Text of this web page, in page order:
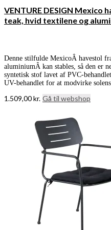
VENTURE DESIGN Mexico
teak, hvid textilene og
Denne stilfulde MexicoÂ havestol
aluminiumÂ kan stables, så den er
syntetisk stof lavet af PVC-
UV-behandlet for at modvirke
1.509,00kr. Gå til webshop